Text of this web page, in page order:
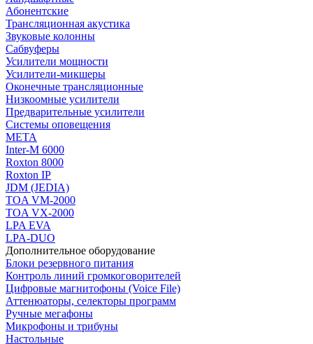
Абонентские
Трансляционная акустика
Звуковые колонны
Сабвуферы
Усилители мощности
Усилители-микшеры
Оконечные трансляционные
Низкоомные усилители
Предварительные усилители
Системы оповещения
МЕТА
Inter-M 6000
Roxton 8000
Roxton IP
JDM (JEDIA)
TOA VM-2000
TOA VX-2000
LPA EVA
LPA-DUO
Дополнительное оборудование
Блоки резервного питания
Контроль линий громкоговорителей
Цифровые магнитофоны (Voice File)
Аттенюаторы, селекторы программ
Ручные мегафоны
Микрофоны и трибуны
Настольные